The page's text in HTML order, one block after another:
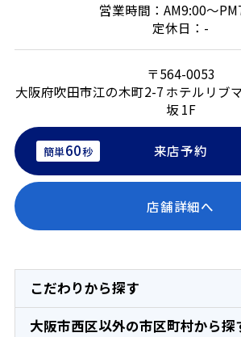
営業時間：AM9:00～
定休日：-
〒564-0053
大阪府吹田市江の木町2-7 ホテルリブ
坂 1F
簡単60秒 来店予約
店舗詳細へ
こだわりから探す
大阪市西区以外の市区町村から探